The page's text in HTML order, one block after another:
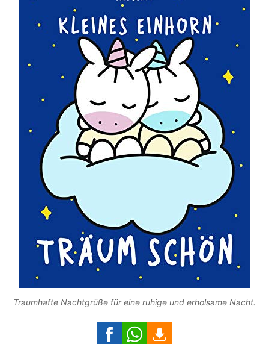
Traumhafte Nachtgrüße für eine ruhige und erholsame Nacht.